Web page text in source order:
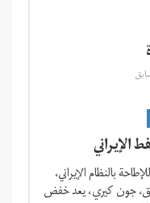
الإيراني
بالنظام الإيراني،
جون كيري، يعد خفض